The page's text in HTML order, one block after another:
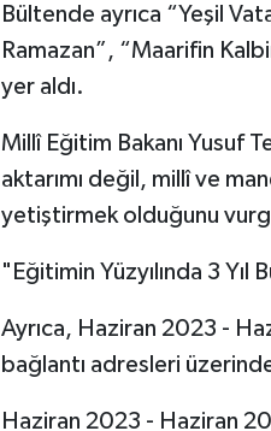
Bültende ayrıca “Yeşil
Ramazan”, “Maarifin
yer aldı.
Millî Eğitim Bakanı Yusuf
aktarımı değil, millî ve
yetiştirmek olduğunu
"Eğitimin Yüzyılında 3 Yıl
Ayrıca, Haziran 2023 -
bağlantı adresleri
Haziran 2023 - Haziran